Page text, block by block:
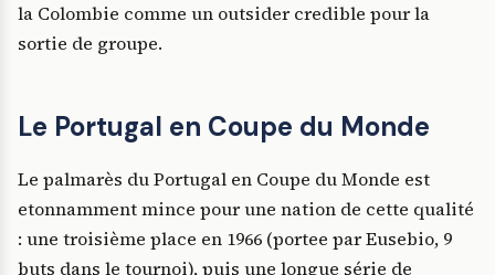
la Colombie comme un outsider credible pour la
sortie de groupe.
Le Portugal en Coupe du Monde
Le palmarès du Portugal en Coupe du Monde est
etonnamment mince pour une nation de cette qualité
: une troisième place en 1966 (portee par Eusebio, 9
buts dans le tournoi), puis une longue série de